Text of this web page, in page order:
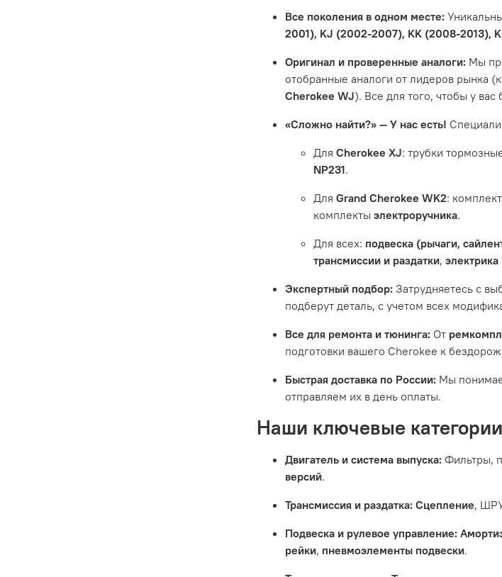
Все поколения в одном месте:
2001), KJ (2002-2007), KK (2008-2013),
Оригинал и проверенные аналоги: Мы
отобранные аналоги от лидеров рынка
Cherokee WJ). Все для того, чтобы у
«Сложно найти?» — У нас есть!
ДляCherokee XJ: трубки
NP231.
ДляGrand Cherokee WK2:
комплектыэлектроручника.
Для всех: подвеска (рычаги,
трансмиссии и раздатки,
Экспертный подбор: Затрудняетесь с
подберут деталь, с учетом всех
Все для ремонта и тюнинга: От
подготовки вашего Cherokee к
Быстрая доставка по России: Мы
отправляем их в день оплаты.
Наши ключевые
Двигатель и система выпуска: Фильтры,
версий.
Трансмиссия и раздатка: Сцепление,
Подвеска и рулевое управление:
рейки, пневмоэлементы подвески.